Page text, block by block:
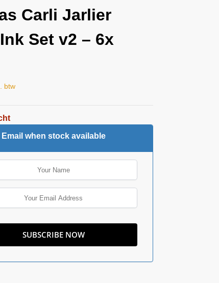
Carli Jarlier
Set v2 – 6x
btw
Email when stock available